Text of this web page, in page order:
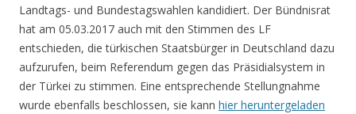
Landtags- und Bundestagswahlen kandidiert. Der Bündnisrat
hat am 05.03.2017 auch mit den Stimmen des LF
entschieden, die türkischen Staatsbürger in Deutschland dazu
aufzurufen, beim Referendum gegen das Präsidialsystem in
der Türkei zu stimmen. Eine entsprechende Stellungnahme
wurde ebenfalls beschlossen, sie kann hier heruntergeladen